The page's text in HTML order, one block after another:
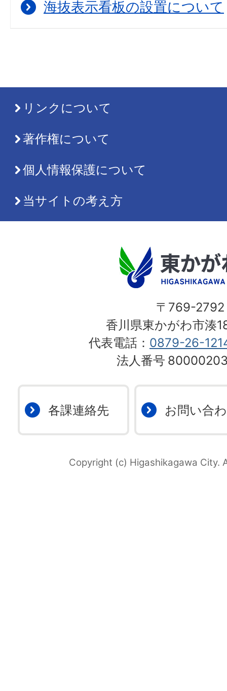
海抜表示看板の設置について
リンクについて
著作権について
個人情報保護について
当サイトの考え方
〒769-2792
香川県東かがわ市湊
代表電話： 0879-26-
法人番号
各課連絡先 お問い合
Copyright (c) Higashikagawa City.